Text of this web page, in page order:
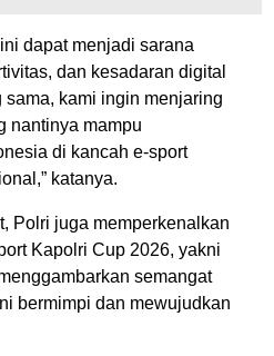
dapat menjadi sarana
dan kesadaran digital
kami ingin menjaring
nantinya mampu
di kancah e-sport
katanya.
Polri juga memperkenalkan
Kapolri Cup 2026, yakni
semangat
bermimpi dan mewujudkan